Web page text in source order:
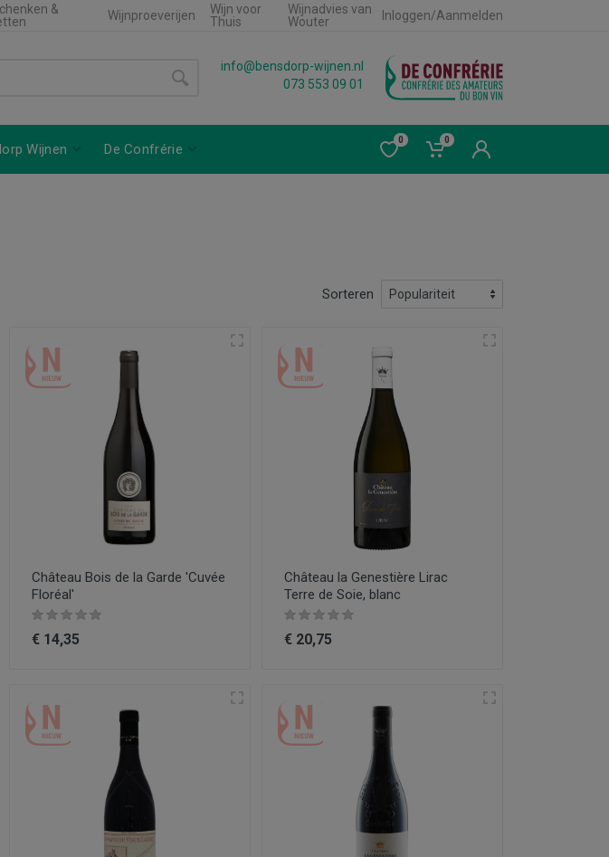
&
Wijnproeverijen
Wijn voor
Thuis
Wijnadvies van
Wouter
Inloggen/Aanmelden
info@bensdorp-wijnen.nl
073 553 09 01
Wijnen De Confrérie
0 0
Sorteren
Château Bois de la Garde 'Cuvée
Floréal'
€ 14,35
Château la Genestière Lirac
Terre de Soie, blanc
€ 20,75